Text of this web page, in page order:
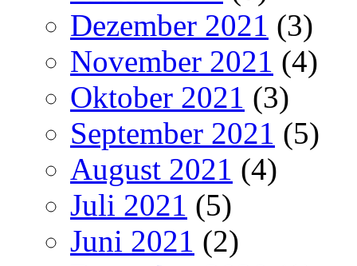
Dezember 2021 (3)
November 2021 (4)
Oktober 2021 (3)
September 2021 (5)
August 2021 (4)
Juli 2021 (5)
Juni 2021 (2)